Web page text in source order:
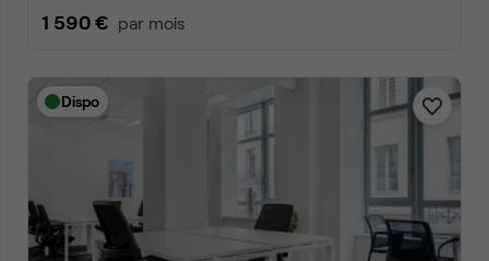
1 590 € par mois
Dispo